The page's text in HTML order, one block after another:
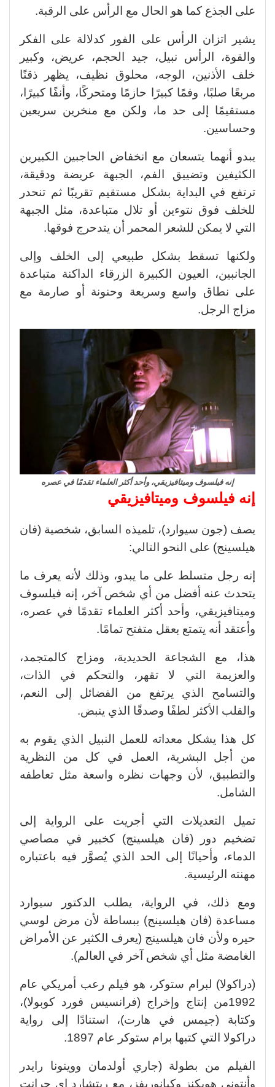
على الجذع كما هو الحال مع الرأس على الرقبة.
يشير اتزان الرأس على الفور كدلالة على الفكر
والقوة، الرأس نبيل، جيد الحجم، عريض، وكبير
خلف الأذنين، الوجه، محلوق نظيف، يظهر ذقنًا
مربعًا صلبًا، وفمًا كبيرًا حازمًا ومتحركًا، وأنفًا كبيرًا،
مستقيمًا إلى حد ما، ولكن مع منخرين سريعين
وحساسين.
يبدو أنهما يتسعان مع انخفاض الحاجبين الكبيرين
الكثيفين وتضييق الفم، الجبهة عريضة ودقيقة،
ترتفع في البداية بشكل مستقيم تقريبًا ثم تنحدر
للخلف فوق نتوءين أو تلال متباعدة، مثل الجبهة
التي لا يمكن للشعر المحمر أن يتدحرج فوقها.
ولكنها تسقط بشكل طبيعي إلى الخلف وإلى
الجانبين، العيون الكبيرة الزرقاء الداكنة متباعدة
على نطاق واسع وسريعة وحنونة أو صارمة مع
مزاج الرجل.
إنه فيلسوف وميتافيزيقي، وأحد أكثر العلماء تقدمًا في عصره
إنه فيلسوف وميتافيزيقي
يصف (جون سيوارد)، تلميذه السابق، شخصية (فان
هيلسينج) على النحو التالي:
إنه رجل متسلط على ما يبدو، وذلك لأنه يعرف ما
يتحدث عنه أفضل من أي شخص آخر، إنه فيلسوف
وميتافيزيقي، وأحد أكثر العلماء تقدمًا في عصره،
وأعتقد أنه يتمتع بعقل متفتح تمامًا.
هذا، مع الشجاعة الحديدية، ومزاج كالمتجمد،
والعزيمة التي لا تقهر، والتحكم في الذات،
والتسامح الذي يرتفع من الفضائل إلى النعم،
والقلب الأكثر لطفًا وصدقًا الذي ينبض.
كل هذا يشكل معداته للعمل النبيل الذي يقوم به
من أجل البشرية، العمل في كل من النظرية
والتطبيق، لأن وجهات نظره واسعة مثل تعاطفه
الشامل.
تميل التعديلات التي أجريت على الرواية إلى
تضخيم دور (فان هيلسينج) كخبير في مصاصي
الدماء، وأحيانًا إلى الحد الذي يُصوَّر فيه باعتباره
مهنته الرئيسية.
ومع ذلك، في الرواية، يطلب الدكتور سيوارد
مساعدة (فان هيلسينج) ببساطة لأن مرض لوسي
حيره ولأن فان هيلسينج (يعرف الكثير عن الأمراض
الغامضة مثل أي شخص آخر في العالم).
(دراكولا) لبرام ستوكر، هو فيلم رعب أمريكي عام
1992من إنتاج وإخراج (فرانسيس فورد كوبولا)،
وكتابة (جيمس في هارت)، استنادًا إلى رواية
دراكولا التي كتبها برام ستوكر عام 1897.
الفيلم من بطولة (جاري أولدمان ووينونا رايدر
وأنتوني هوبكنز وكيانوريفز، مع ريتشارد إي جرانت